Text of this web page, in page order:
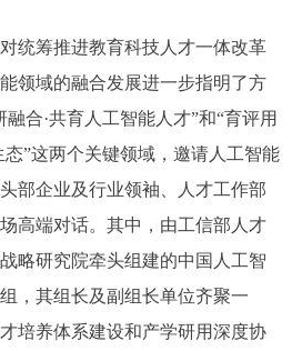
统筹推进教育科技人才一体改革
领域的融合发展进一步指明了方
合·共育人工智能人才”和“育评用
”这两个关键领域，邀请人工智能
部企业及行业领袖、人才工作部
高端对话。其中，由工信部人才
略研究院牵头组建的中国人工智
，其组长及副组长单位齐聚一
培养体系建设和产学研用深度协